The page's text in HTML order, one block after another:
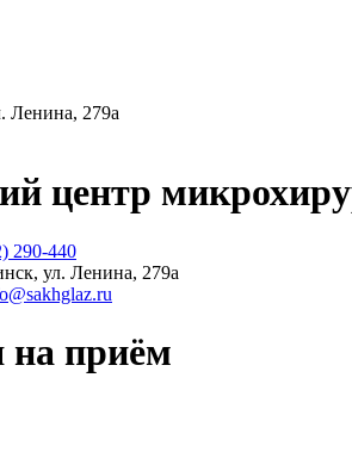
Ленина, 279а
центр
290-440
ул. Ленина, 279а
на приём